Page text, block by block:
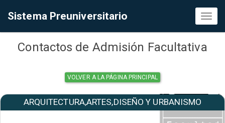
Sistema Preuniversitario
Contactos de Admisión Facultativa
VOLVER A LA PÁGINA PRINCIPAL
ARQUITECTURA,ARTES,DISEÑO Y URBANISMO